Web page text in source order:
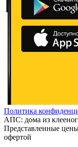
Политика
АПС: дома из
Представленные
офертой